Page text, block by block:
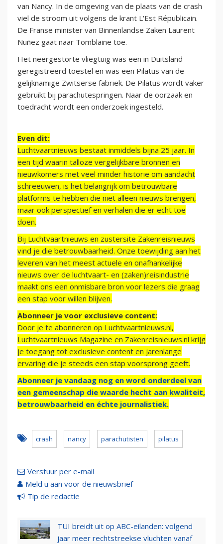
van Nancy. In de omgeving van de plaats van de crash
viel de stroom uit volgens de krant L'Est Républicain.
De Franse minister van Binnenlandse Zaken Laurent
Nuñez gaat naar Tomblaine toe.
Het neergestorte vliegtuig was een in Duitsland
geregistreerd toestel en was een Pilatus van de
gelijknamige Zwitserse fabriek. De Pilatus wordt vaker
gebruikt bij parachutespringen. Naar de oorzaak en
toedracht wordt een onderzoek ingesteld.
Even dit:
Luchtvaartnieuws bestaat inmiddels bijna 25 jaar. In
een tijd waarin talloze vergelijkbare bronnen en
nieuwkomers met veel minder historie om aandacht
schreeuwen, is het belangrijk om betrouwbare
platforms te hebben die niet alleen nieuws brengen,
maar ook perspectief en verhalen die er echt toe
doen.
Bij Luchtvaartnieuws en zustersite Zakenreisnieuws
vind je die betrouwbaarheid. Onze toewijding aan het
leveren van het meest actuele en onafhankelijke
nieuws over de luchtvaart- en (zaken)reisindustrie
maakt ons een onmisbare bron voor lezers die graag
een stap voor willen blijven.
Abonneer je voor exclusieve content:
Door je te abonneren op Luchtvaartnieuws.nl,
Luchtvaartnieuws Magazine en Zakenreisnieuws.nl krijg
je toegang tot exclusieve content en jarenlange
ervaring die je steeds een stap voorsprong geeft.
Abonneer je vandaag nog en word onderdeel van
een gemeenschap die waarde hecht aan kwaliteit,
betrouwbaarheid en échte journalistiek.
crash nancy parachutisten pilatus
Verstuur per e-mail
Meld u aan voor de nieuwsbrief
Tip de redactie
TUI breidt uit op ABC-eilanden: volgend
jaar meer rechtstreekse vluchten vanaf